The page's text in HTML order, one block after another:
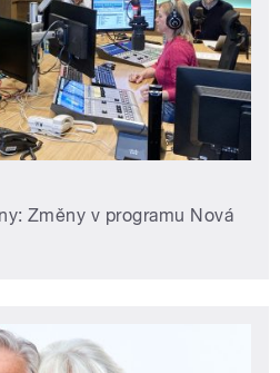
Změny v programu Nová